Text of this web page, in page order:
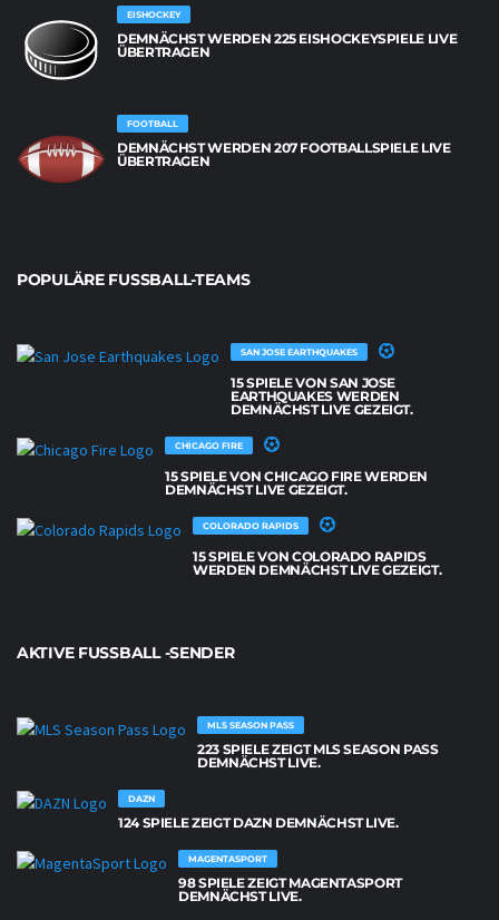
EISHOCKEY
DEMNÄCHST WERDEN 225 EISHOCKEYSPIELE LIVE
ÜBERTRAGEN
FOOTBALL
DEMNÄCHST WERDEN 207 FOOTBALLSPIELE LIVE
ÜBERTRAGEN
POPULÄRE FUSSBALL-TEAMS
SAN JOSE EARTHQUAKES
15 SPIELE VON SAN JOSE
EARTHQUAKES WERDEN
DEMNÄCHST LIVE GEZEIGT.
CHICAGO FIRE
15 SPIELE VON CHICAGO FIRE WERDEN
DEMNÄCHST LIVE GEZEIGT.
COLORADO RAPIDS
15 SPIELE VON COLORADO RAPIDS
WERDEN DEMNÄCHST LIVE GEZEIGT.
AKTIVE FUSSBALL -SENDER
MLS SEASON PASS
223 SPIELE ZEIGT MLS SEASON PASS
DEMNÄCHST LIVE.
DAZN
124 SPIELE ZEIGT DAZN DEMNÄCHST LIVE.
MAGENTASPORT
98 SPIELE ZEIGT MAGENTASPORT
DEMNÄCHST LIVE.